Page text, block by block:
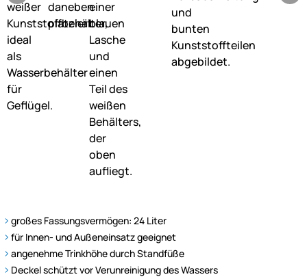
großes Fassungsvermögen: 24 Liter
für Innen- und Außeneinsatz geeignet
angenehme Trinkhöhe durch Standfüße
Deckel schützt vor Verunreinigung des Wassers